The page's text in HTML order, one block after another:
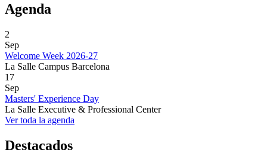
Agenda
2
Sep
Welcome Week 2026-27
La Salle Campus Barcelona
17
Sep
Masters' Experience Day
La Salle Executive & Professional Center
Ver toda la agenda
Destacados